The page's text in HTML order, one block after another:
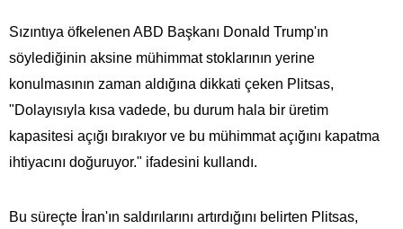
Sızıntıya öfkelenen ABD Başkanı Donald Trump'ın
söylediğinin aksine mühimmat stoklarının yerine
konulmasının zaman aldığına dikkati çeken Plitsas,
"Dolayısıyla kısa vadede, bu durum hala bir üretim
kapasitesi açığı bırakıyor ve bu mühimmat açığını kapatma
ihtiyacını doğuruyor." ifadesini kullandı.
Bu süreçte İran'ın saldırılarını artırdığını belirten Plitsas,